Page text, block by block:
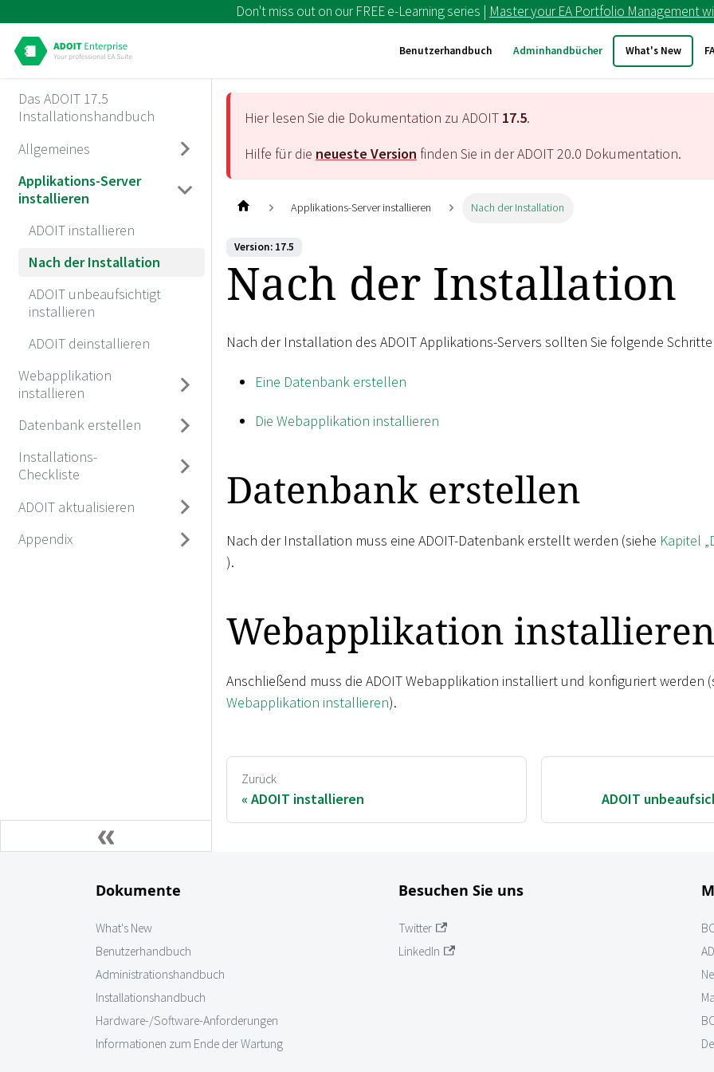
Don't miss out on our FREE e-Learning series | Master your EA Portfolio Management
Benutzerhandbuch Adminhandbücher What's New
Das ADOIT 17.5
Installationshandbuch
Allgemeines
Applikations-Server
installieren
ADOIT installieren
Nach der Installation
ADOIT unbeaufsichtigt
installieren
ADOIT deinstallieren
Webapplikation
installieren
Datenbank erstellen
Installations-
Checkliste
ADOIT aktualisieren
Appendix
Hier lesen Sie die Dokumentation zu ADOIT 17.5.
Hilfe für die neueste Version finden Sie in der ADOIT20.0 Dokumentation.
Applikations-Server installieren Nach der Installation
Version: 17.5
Nach der Installation
Nach der Installation des ADOIT Applikations-Servers sollten Sie folgende
Eine Datenbank erstellen
Die Webapplikation installieren
Datenbank erstellen
Nach der Installation muss eine ADOIT-Datenbank erstellt werden (siehe Kapitel
).
Webapplikation
Anschließend muss die ADOIT Webapplikation installiert und konfiguriert werden
Webapplikation installieren).
Zurück
ADOIT installieren ADOIT
Dokumente
What's New
Benutzerhandbuch
Administrationshandbuch
Installationshandbuch
Hardware-/Software-Anforderungen
Informationen zum Ende der Wartung
Besuchen Sie uns
Twitter
LinkedIn